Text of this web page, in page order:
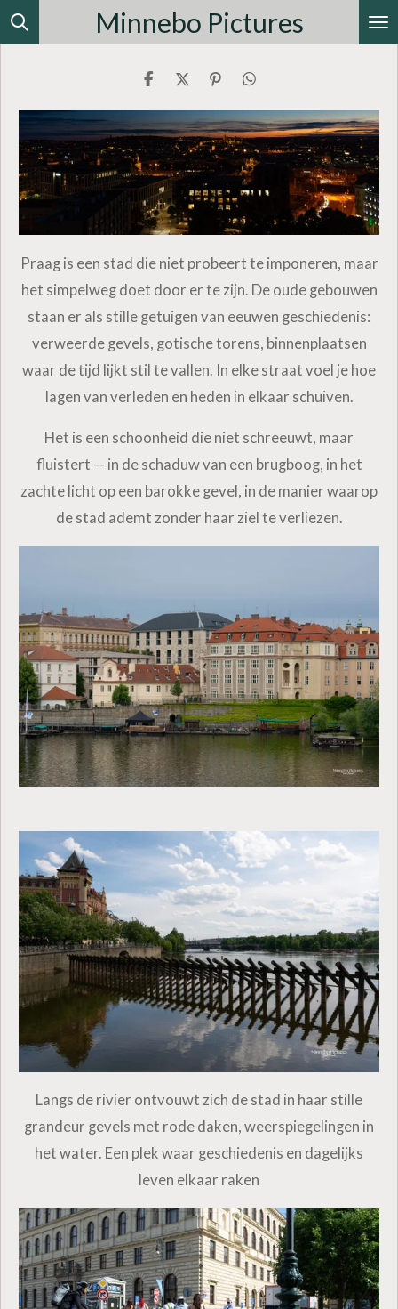
Ga
direct
hoofdinhoud
Minnebo Pictures
D
l
e
D
e
l
P
n
n
e
n
D
l
e
n
Praag is een stad die niet probeert te imponeren, maar
het simpelweg doet door er te zijn. De oude gebouwen
staan er als stille getuigen van eeuwen geschiedenis:
verweerde gevels, gotische torens, binnenplaatsen
waar de tijd lijkt stil te vallen. In elke straat voel je hoe
lagen van verleden en heden in elkaar schuiven.
Het is een schoonheid die niet schreeuwt, maar
fluistert — in de schaduw van een brugboog, in het
zachte licht op een barokke gevel, in de manier waarop
de stad ademt zonder haar ziel te verliezen.
Langs de rivier ontvouwt zich de stad in haar stille
grandeur gevels met rode daken, weerspiegelingen in
het water. Een plek waar geschiedenis en dagelijks
leven elkaar raken